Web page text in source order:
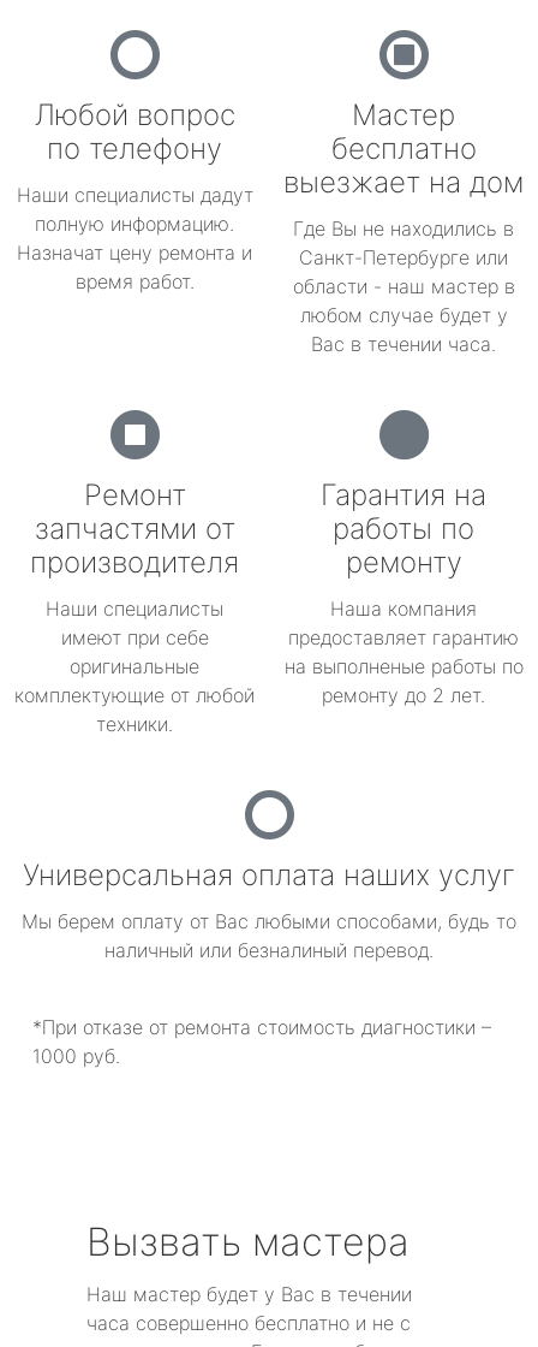
Любой вопрос
по телефону
Наши специалисты дадут
полную информацию.
Назначат цену ремонта и
время работ.
Мастер
бесплатно
выезжает на дом
Где Вы не находились в
Санкт-Петербурге или
области - наш мастер в
любом случае будет у
Вас в течении часа.
Ремонт
запчастями от
производителя
Наши специалисты
имеют при себе
оригинальные
комплектующие от любой
техники.
Гарантия на
работы по
ремонту
Наша компания
предоставляет гарантию
на выполненые работы по
ремонту до 2 лет.
Универсальная оплата наших услуг
Мы берем оплату от Вас любыми способами, будь то
наличный или безналиный перевод.
*При отказе от ремонта стоимость диагностики –
1000 руб.
Вызвать мастера
Наш мастер будет у Вас в течении
часа совершенно бесплатно и не с